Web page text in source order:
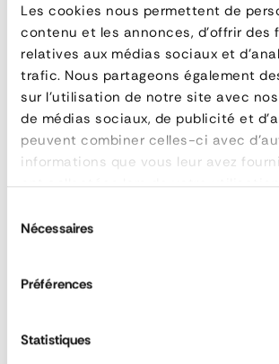
Les cookies nous permettent de
contenu et les annonces, d'offrir des
relatives aux médias sociaux et
trafic. Nous partageons également
sur l'utilisation de notre site avec
de médias sociaux, de publicité et
peuvent combiner celles-ci avec
informations que vous leur avez
duNécessaires
Préférences
Statistiques
DOWNLOAD DATA SHEET
ASK FOR A QUOTE
NETLOAD-SYSTEM: Load Restraint
Separation Net
QUESTIONS &